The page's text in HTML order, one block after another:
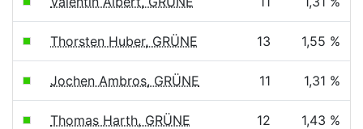
Thorsten Huber, GRÜNE 13 1,55 %
Jochen Ambros, GRÜNE 11 1,31 %
Thomas Harth, GRÜNE 12 1,43 %